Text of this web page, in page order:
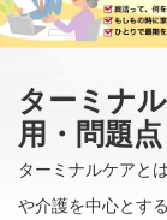
ターミナ
用・問題
ターミナルケアと
や介護を中心とす